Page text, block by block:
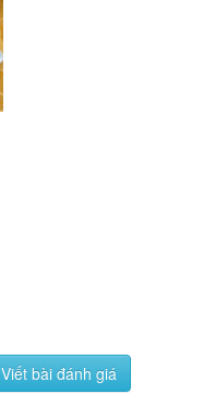
Viết bài đánh giá